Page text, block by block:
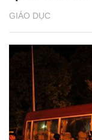
GIÁO DỤC